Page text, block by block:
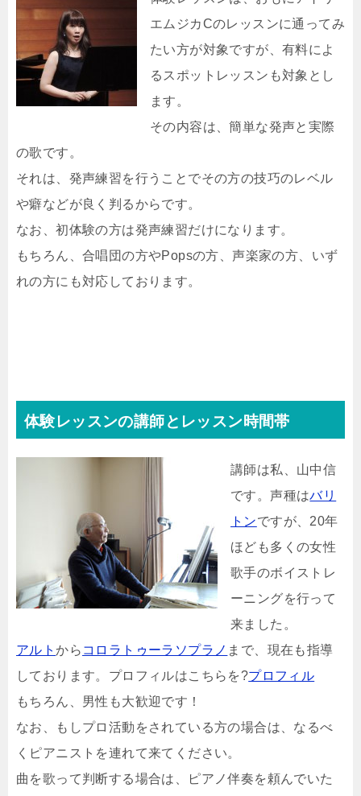
エムジカCのレッスンに通ってみ
たい方が対象ですが、有料によ
るスポットレッスンも対象とし
ます。
その内容は、簡単な発声と実際
の歌です。
それは、発声練習を行うことでその方の技巧のレベル
や癖などが良く判るからです。
なお、初体験の方は発声練習だけになります。
もちろん、合唱団の方やPopsの方、声楽家の方、いず
れの方にも対応しております。
体験レッスンの講師とレッスン時間帯
講師は私、山中信
です。声種はバリ
トンですが、20年
ほども多くの女性
歌手のボイストレ
ーニングを行って
来ました。
アルトから コロラトゥーラソプラノ まで、現在も指導
しております。プロフィルはこちらを?プロフィル
もちろん、男性も大歓迎です！
なお、もしプロ活動をされている方の場合は、なるべ
くピアニストを連れて来てください。
曲を歌って判断する場合は、ピアノ伴奏を頼んでいた